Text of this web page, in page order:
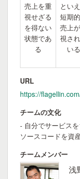
売上を重
視せざる
を得ない
状態であ
る
とい
短期
売上
視さ
いる
URL
https://
チームの文化
- 自分でサービス
ソースコードを資
チームメンバー
浅